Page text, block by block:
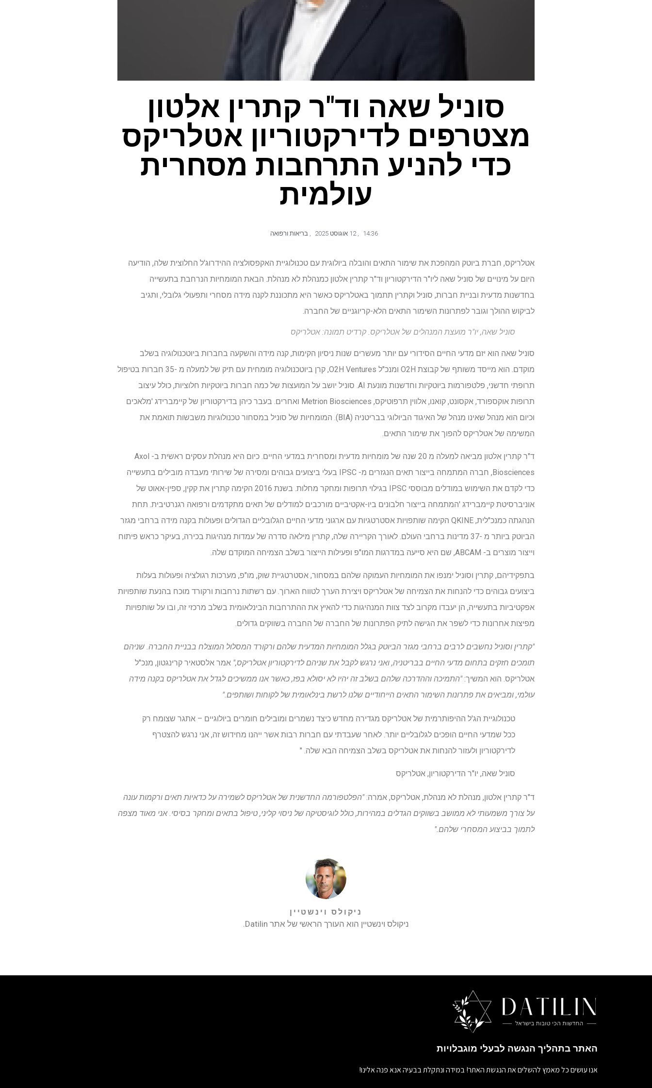
סוניל שאה וד"ר קתרין אלטון
מצטרפים לדירקטוריון אטלריקס
כדי להניע התרחבות מסחרית
עולמית
14:36
, 12 אוגוסט 2025 , בריאות ורפואה
אטלריקס, חברת ביוטק המהפכת את שימור התאים והובלה ביולוגית עם טכנולוגיית האקפסולציה ההידרוג'ל החלוצית שלה, הודיעה
היום על מינויים של סוניל שאה ליו"ר הדירקטוריון וד"ר קתרין אלטון כמנהלת לא מנהלת. הבאת המומחיות הנרחבת בתעשייה
בחדשנות מדעית ובניית חברות, סוניל וקתרין תתמוך באטלריקס כאשר היא מתכוננת לקנה מידה מסחרי ותפעולי גלובלי, ותגיב
לביקוש ההולך וגובר לפתרונות השימור התאים הלא-קריוגניים של החברה.
סוניל שאה, יו"ר מועצת המנהלים של אטלריקס. קרדיט תמונה: אטלריקס
סוניל שאה הוא יזם מדעי החיים הסידורי עם יותר מעשרים שנות ניסיון הקימות, קנה מידה והשקעה בחברות ביוטכנולוגיה בשלב
מוקדם. הוא מייסד משותף של קבוצת O2H ומנכ"ל O2H Ventures, קרן ביוטכנולוגיה מומחית עם תיק של למעלה מ -35 חברות בטיפול
תרופתי חדשני, פלטפורמות ביוטקיות וחדשנות מונעת AI. סוניל יושב על המועצות של כמה חברות ביוטקיות חלוציות, כולל עיצוב
תרופות אוקספורד, אקסונט, קואנו, אלווין תרפוטיקס, Metrion Biosciences ואחרים. בעבר כיהן בדירקטוריון של קיימברידג 'מלאכים
וכיום הוא מנהל שאינו מנהל של האיגוד הביולוגי בבריטניה (BIA). המומחיות של סוניל במסחור טכנולוגיות משבשות תואמת את
המשימה של אטלריקס להפוך את שימור התאים.
ד"ר קתרין אלטון מביאה למעלה מ 20 שנה של מומחיות מדעית ומסחרית במדעי החיים. כיום היא מנהלת עסקים ראשית ב- Axol
Biosciences, חברה המתמחה בייצור תאים הנגזרים מ- IPSC בעלי ביצועים גבוהים ומסירה של שירותי מעבדה מובילים בתעשייה
כדי לקדם את השימוש במודלים מבוססי IPSC בגילוי תרופות ומחקר מחלות. בשנת 2016 הקימה קתרין את קקין, ספין-אאוט של
אוניברסיטת קיימברידג 'המתמחה בייצור חלבונים ביו-אקטיביים מורכבים למודלים של תאים מתקדמים ורפואה רגנרטיבית. תחת
הנהגתה כמנכ"לית, QKINE הקימה שותפויות אסטרטגיות עם ארגוני מדעי החיים הגלובליים הגדולים ופעולות בקנה מידה ברחבי מגזר
הביוטק ביותר מ -37 מדינות ברחבי העולם. לאורך הקריירה שלה, קתרין מילאה סדרה של עמדות מנהיגות בכירה, בעיקר כראש פיתוח
וייצור מוצרים ב- ABCAM, שם היא סייעה במדרגות המו"פ ופעילות הייצור בשלב הצמיחה המוקדם שלה.
בתפקידיהם, קתרין וסוניל ימנפו את המומחיות העמוקה שלהם במסחור, אסטרטגיית שוק, מו"פ, מערכות רגולציה ופעולות בעלות
ביצועים גבוהים כדי להנחות את הצמיחה של אטלריקס ויצירת הערך לטווח הארוך. עם רשתות נרחבות ורקורד מוכח בהנעת שותפויות
אפקטיביות בתעשייה, הן יעבדו מקרוב לצד צוות המנהיגות כדי להאיץ את ההתרחבות הבינלאומית בשלב מרכזי זה, ובו על שותפויות
מפיצות אחרונות כדי לשפר את הגישה לתיק הפתרונות של החברה של החברה בשווקים גדולים.
"קתרין וסוניל נחשבים לרבים ברחבי מגזר הביוטק בגלל המומחיות המדעית שלהם ורקורד המסלול המוצלח בבניית החברה. שניהם
תומכים חזקים בתחום מדעי החיים בבריטניה, ואני נרגש לקבל את שניהם לדירקטוריון אטלריקס," אמר אלסטאיר קרינגטון, מנכ"ל
אטלריקס. הוא המשיך:"התמיכה וההדרכה שלהם בשלב זה יהיו לא יסולא בפז, כאשר אנו ממשיכים לגדל את אטלריקס בקנה מידה
עולמי, ומביאים את פתרונות השימור התאים הייחודיים שלנו לרשת בינלאומית של לקוחות ושותפים."
טכנולוגיית הג'ל ההיפותרמית של אטלריקס מגדירה מחדש כיצד נשמרים ומובילים חומרים ביולוגיים – אתגר שצומח רק
ככל שמדעי החיים הופכים לגלובליים יותר. לאחר שעבדתי עם חברות רבות אשר ייהנו מחידוש זה, אני נרגש להצטרף
לדירקטוריון ולעזור להנחות את אטלריקס בשלב הצמיחה הבא שלה. "
סוניל שאה, יו"ר הדירקטוריון, אטלריקס
ד"ר קתרין אלטון, מנהלת לא מנהלת, אטלריקס, אמרה:"הפלטפורמה החדשנית של אטלריקס לשמירה על כדאיות תאים ורקמות עונה
על צורך משמעותי לא ממושב בשווקים הגדלים במהירות, כולל לוגיסטיקה של ניסוי קליני, טיפול בתאים ומחקר בסיסי. אני מאוד מצפה
לתמוך בביצוע המסחרי שלהם."
ניקולס וינשטיין
ניקולס וינשטיין הוא העורך הראשי של אתר Datilin.
האתר בתהליך הנגשה לבעלי מוגבלויות
אנו עושים כל מאמץ להשלים את הנגשת האתר! במידה ונתקלת בבעיה אנא פנה אלינו!